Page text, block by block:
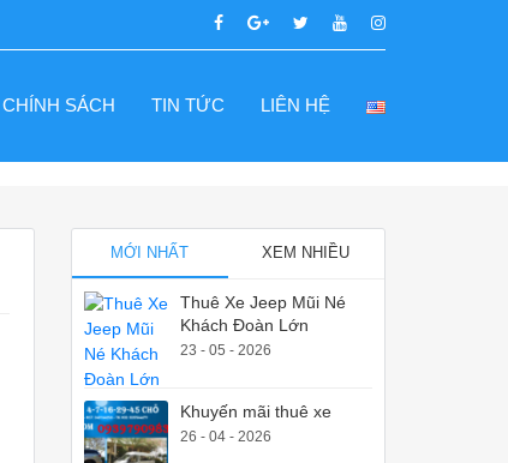
CHÍNH SÁCH TIN TỨC LIÊN HỆ
MỚI NHẤT XEM NHIỀU
Thuê Xe Jeep Mũi Né
Khách Đoàn Lớn
23 - 05 - 2026
Khuyến mãi thuê xe
26 - 04 - 2026